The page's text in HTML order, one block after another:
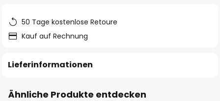
50 Tage kostenlose Retoure
Kauf auf Rechnung
Lieferinformationen
Ähnliche Produkte entdecken